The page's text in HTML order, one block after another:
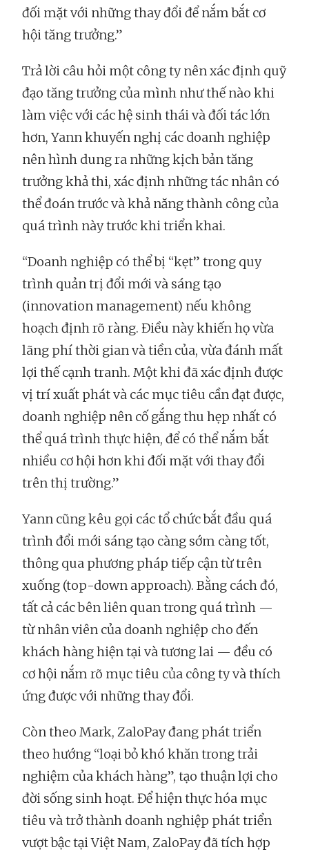
đối mặt với những thay đổi để nắm bắt cơ
hội tăng trưởng.”
Trả lời câu hỏi một công ty nên xác định quỹ
đạo tăng trưởng của mình như thế nào khi
làm việc với các hệ sinh thái và đối tác lớn
hơn, Yann khuyến nghị các doanh nghiệp
nên hình dung ra những kịch bản tăng
trưởng khả thi, xác định những tác nhân có
thể đoán trước và khả năng thành công của
quá trình này trước khi triển khai.
“Doanh nghiệp có thể bị “kẹt” trong quy
trình quản trị đổi mới và sáng tạo
(innovation management) nếu không
hoạch định rõ ràng. Điều này khiến họ vừa
lãng phí thời gian và tiền của, vừa đánh mất
lợi thế cạnh tranh. Một khi đã xác định được
vị trí xuất phát và các mục tiêu cần đạt được,
doanh nghiệp nên cố gắng thu hẹp nhất có
thể quá trình thực hiện, để có thể nắm bắt
nhiều cơ hội hơn khi đối mặt với thay đổi
trên thị trường.”
Yann cũng kêu gọi các tổ chức bắt đầu quá
trình đổi mới sáng tạo càng sớm càng tốt,
thông qua phương pháp tiếp cận từ trên
xuống (top-down approach). Bằng cách đó,
tất cả các bên liên quan trong quá trình —
từ nhân viên của doanh nghiệp cho đến
khách hàng hiện tại và tương lai — đều có
cơ hội nắm rõ mục tiêu của công ty và thích
ứng được với những thay đổi.
Còn theo Mark, ZaloPay đang phát triển
theo hướng “loại bỏ khó khăn trong trải
nghiệm của khách hàng”, tạo thuận lợi cho
đời sống sinh hoạt. Để hiện thực hóa mục
tiêu và trở thành doanh nghiệp phát triển
vượt bậc tại Việt Nam, ZaloPay đã tích hợp